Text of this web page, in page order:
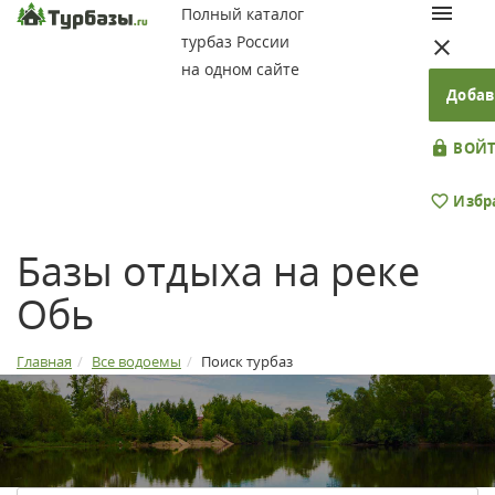
Полный каталог
турбаз России
на одном сайте
Базы отдыха на реке
Обь
Главная Все водоемы Поиск турбаз